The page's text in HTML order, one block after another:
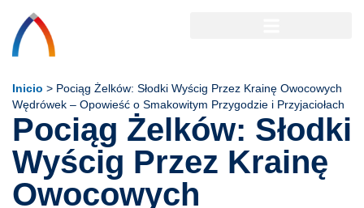
Inicio > Pociąg Żelków: Słodki Wyścig Przez Krainę Owocowych
Wędrówek – Opowieść o Smakowitym Przygodzie i Przyjaciołach
Pociąg Żelków: Słodki
Wyścig Przez Krainę
Owocowych